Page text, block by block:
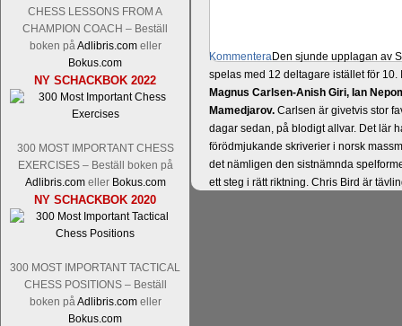
CHESS LESSONS FROM A
CHAMPION COACH – Beställ
boken påAdlibris.comeller
Bokus.com
NY SCHACKBOK 2022
300 MOST IMPORTANT CHESS
EXERCISES – Beställ boken på
Adlibris.comeller Bokus.com
NY SCHACKBOK 2020
300 MOST IMPORTANT TACTICAL
CHESS POSITIONS – Beställ
boken påAdlibris.comeller
Bokus.com
KommenteraDen sjunde upplagan av
spelas med 12 deltagare istället för
Magnus Carlsen-Anish Giri, Ian
Mamedjarov. Carlsen är givetvis stor
dagar sedan, på blodigt allvar. Det lär
förödmjukande skriverier i norsk
det nämligen den sistnämnda
ett steg i rätt riktning. Chris Bird är